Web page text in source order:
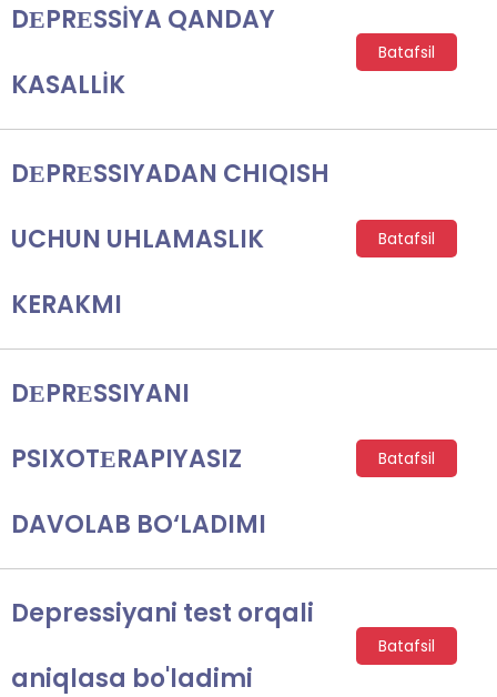
DЕPRЕSSİYA QANDAY
KASALLİK
Batafsil
DЕPRЕSSIYADAN CHIQISH
UCHUN UHLAMASLIK
KERAKMI
Batafsil
DЕPRЕSSIYANI
PSIXOTЕRAPIYASIZ
DAVOLAB BO‘LADIMI
Batafsil
Depressiyani test orqali
aniqlasa bo'ladimi
Batafsil